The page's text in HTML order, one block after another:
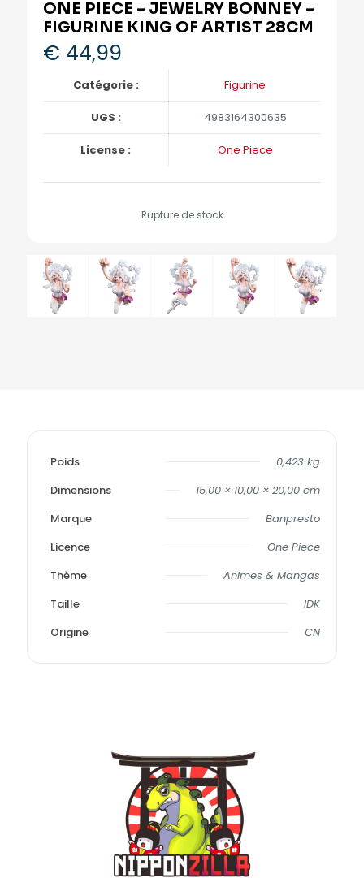
ONE PIECE – JEWELRY BONNEY –
FIGURINE KING OF ARTIST 28CM
€ 44,99
Catégorie : Figurine
UGS : 4983164300635
License : One Piece
Rupture de stock
Poids
0,423 kg
Dimensions
15,00 × 10,00 × 20,00 cm
Marque
Banpresto
Licence
One Piece
Thème
Animes & Mangas
Taille
IDK
Origine
CN